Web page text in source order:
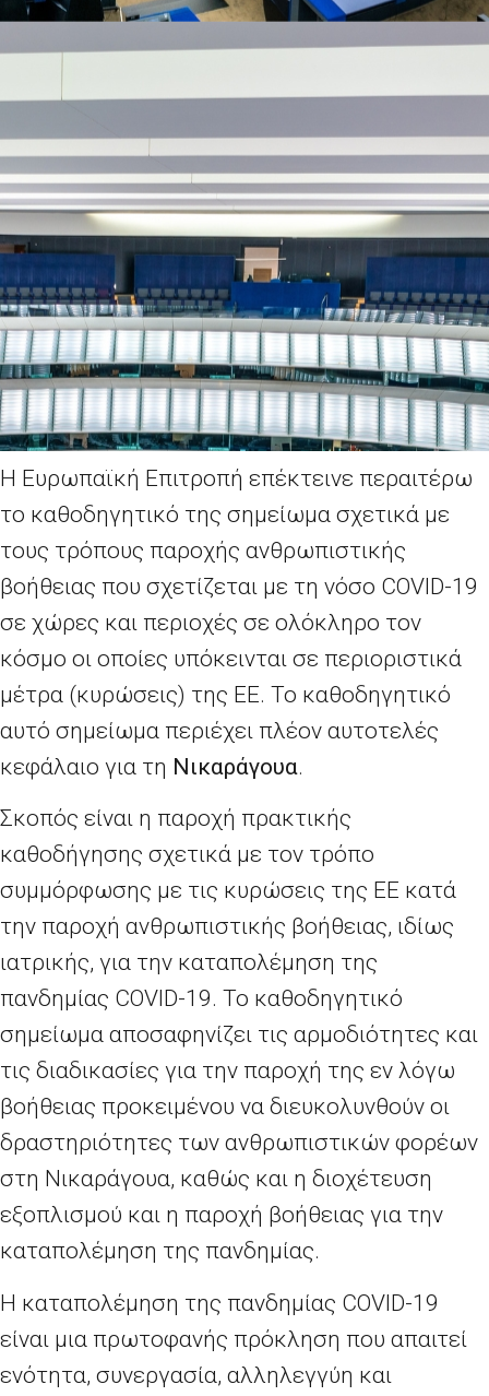
Η Ευρωπαϊκή Επιτροπή επέκτεινε περαιτέρω
το καθοδηγητικό της σημείωμα σχετικά με
τους τρόπους παροχής ανθρωπιστικής
βοήθειας που σχετίζεται με τη νόσο COVID-19
σε χώρες και περιοχές σε ολόκληρο τον
κόσμο οι οποίες υπόκεινται σε περιοριστικά
μέτρα (κυρώσεις) της ΕΕ. Το καθοδηγητικό
αυτό σημείωμα περιέχει πλέον αυτοτελές
κεφάλαιο για τη Νικαράγουα.
Σκοπός είναι η παροχή πρακτικής
καθοδήγησης σχετικά με τον τρόπο
συμμόρφωσης με τις κυρώσεις της ΕΕ κατά
την παροχή ανθρωπιστικής βοήθειας, ιδίως
ιατρικής, για την καταπολέμηση της
πανδημίας COVID-19. Το καθοδηγητικό
σημείωμα αποσαφηνίζει τις αρμοδιότητες και
τις διαδικασίες για την παροχή της εν λόγω
βοήθειας προκειμένου να διευκολυνθούν οι
δραστηριότητες των ανθρωπιστικών φορέων
στη Νικαράγουα, καθώς και η διοχέτευση
εξοπλισμού και η παροχή βοήθειας για την
καταπολέμηση της πανδημίας.
Η καταπολέμηση της πανδημίας COVID-19
είναι μια πρωτοφανής πρόκληση που απαιτεί
ενότητα, συνεργασία, αλληλεγγύη και